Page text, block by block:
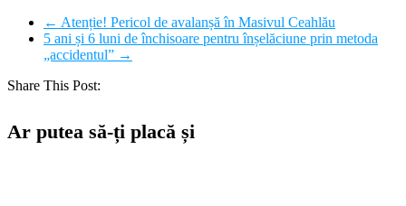
← Atenție! Pericol de avalanșă în Masivul Ceahlău
5 ani și 6 luni de închisoare pentru înșelăciune prin metoda
„accidentul” →
Share This Post:
Ar putea să-ți placă și